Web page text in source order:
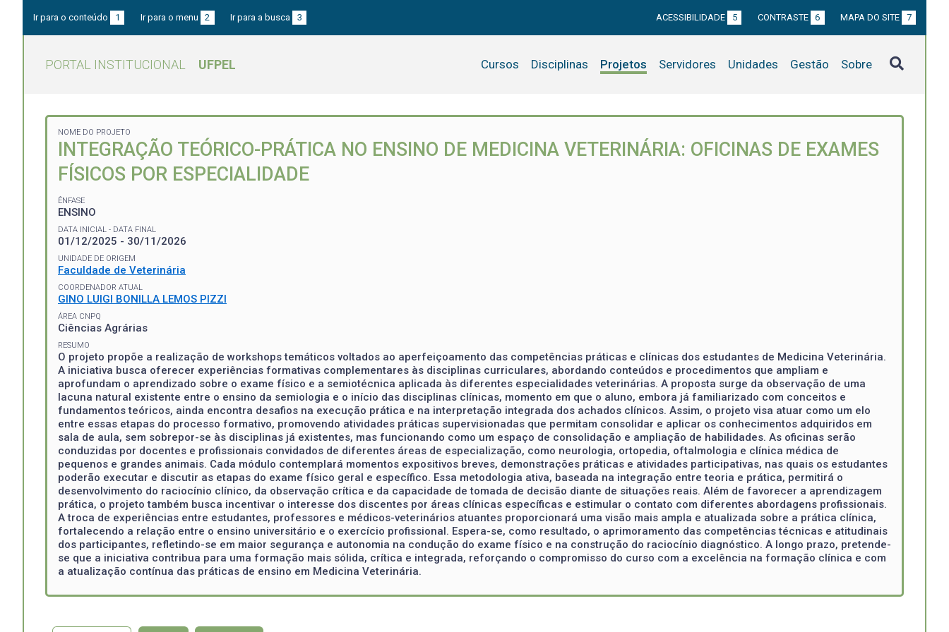
Ir para o conteúdo 1 Ir para o menu 2 Ir para a busca 3 ACESSIBILIDADE 5 CONTRASTE 6 MAPA DO SITE 7
PORTAL INSTITUCIONAL UFPEL Cursos Disciplinas Projetos Servidores Unidades Gestão Sobre
NOME DO PROJETO
INTEGRAÇÃO TEÓRICO-PRÁTICA NO ENSINO DE MEDICINA VETERINÁRIA: OFICINAS DE EXAMES
FÍSICOS POR ESPECIALIDADE
ÊNFASE
ENSINO
DATA INICIAL - DATA FINAL
01/12/2025 - 30/11/2026
UNIDADE DE ORIGEM
Faculdade de Veterinária
COORDENADOR ATUAL
GINO LUIGI BONILLA LEMOS PIZZI
ÁREA CNPQ
Ciências Agrárias
RESUMO
O projeto propõe a realização de workshops temáticos voltados ao aperfeiçoamento das competências práticas e clínicas dos estudantes de Medicina Veterinária.
A iniciativa busca oferecer experiências formativas complementares às disciplinas curriculares, abordando conteúdos e procedimentos que ampliam e
aprofundam o aprendizado sobre o exame físico e a semiotécnica aplicada às diferentes especialidades veterinárias. A proposta surge da observação de uma
lacuna natural existente entre o ensino da semiologia e o início das disciplinas clínicas, momento em que o aluno, embora já familiarizado com conceitos e
fundamentos teóricos, ainda encontra desafios na execução prática e na interpretação integrada dos achados clínicos. Assim, o projeto visa atuar como um elo
entre essas etapas do processo formativo, promovendo atividades práticas supervisionadas que permitam consolidar e aplicar os conhecimentos adquiridos em
sala de aula, sem sobrepor-se às disciplinas já existentes, mas funcionando como um espaço de consolidação e ampliação de habilidades. As oficinas serão
conduzidas por docentes e profissionais convidados de diferentes áreas de especialização, como neurologia, ortopedia, oftalmologia e clínica médica de
pequenos e grandes animais. Cada módulo contemplará momentos expositivos breves, demonstrações práticas e atividades participativas, nas quais os estudantes
poderão executar e discutir as etapas do exame físico geral e específico. Essa metodologia ativa, baseada na integração entre teoria e prática, permitirá o
desenvolvimento do raciocínio clínico, da observação crítica e da capacidade de tomada de decisão diante de situações reais. Além de favorecer a aprendizagem
prática, o projeto também busca incentivar o interesse dos discentes por áreas clínicas específicas e estimular o contato com diferentes abordagens profissionais.
A troca de experiências entre estudantes, professores e médicos-veterinários atuantes proporcionará uma visão mais ampla e atualizada sobre a prática clínica,
fortalecendo a relação entre o ensino universitário e o exercício profissional. Espera-se, como resultado, o aprimoramento das competências técnicas e atitudinais
dos participantes, refletindo-se em maior segurança e autonomia na condução do exame físico e na construção do raciocínio diagnóstico. A longo prazo, pretende-
se que a iniciativa contribua para uma formação mais sólida, crítica e integrada, reforçando o compromisso do curso com a excelência na formação clínica e com
a atualização contínua das práticas de ensino em Medicina Veterinária.